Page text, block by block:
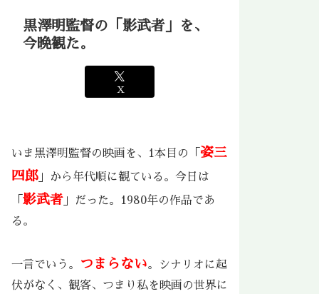
黒澤明監督の「影武者」を、
今晩観た。
X
いま黒澤明監督の映画を、1本目の「 姿三
四郎 」から年代順に観ている。今日は
「 影武者 」だった。1980年の作品であ
る。
一言でいう。 つまらない。シナリオに起
伏がなく、観客、つまり私を映画の世界に